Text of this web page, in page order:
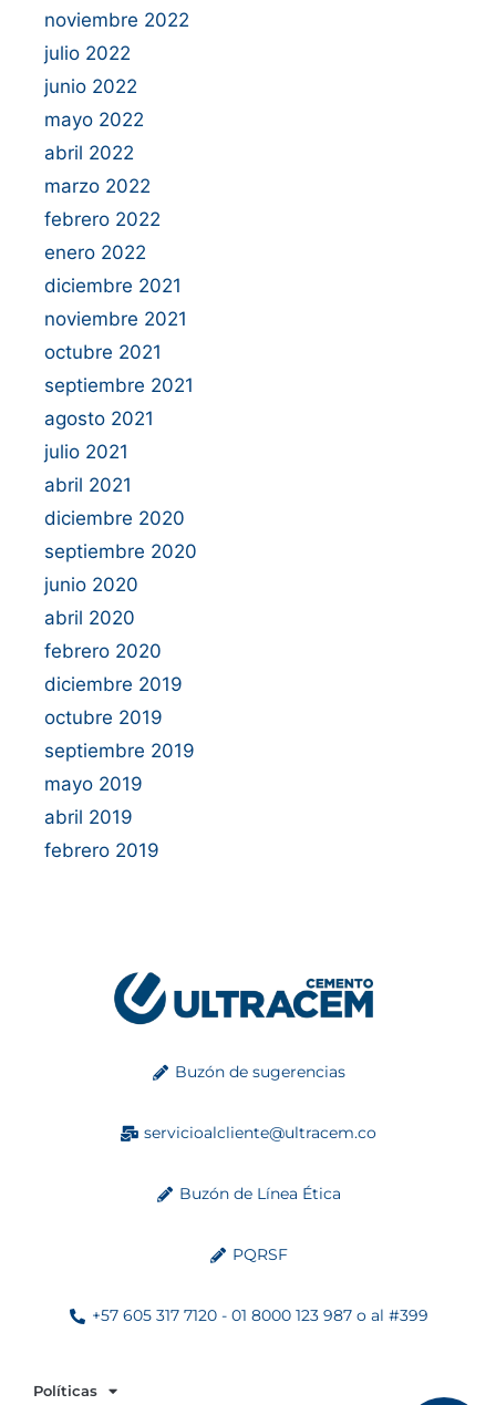
noviembre 2022
julio 2022
junio 2022
mayo 2022
abril 2022
marzo 2022
febrero 2022
enero 2022
diciembre 2021
noviembre 2021
octubre 2021
septiembre 2021
agosto 2021
julio 2021
abril 2021
diciembre 2020
septiembre 2020
junio 2020
abril 2020
febrero 2020
diciembre 2019
octubre 2019
septiembre 2019
mayo 2019
abril 2019
febrero 2019
Buzón de sugerencias
servicioalcliente@ultracem.co
Buzón de Línea Ética
PQRSF
+57 605 317 7120 - 01 8000 123 987 o al #399
Políticas